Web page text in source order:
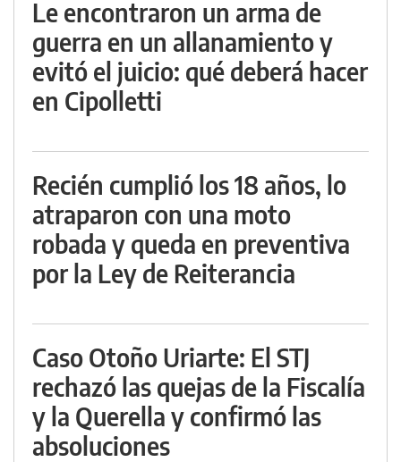
Le encontraron un arma de
guerra en un allanamiento y
evitó el juicio: qué deberá hacer
en Cipolletti
Recién cumplió los 18 años, lo
atraparon con una moto
robada y queda en preventiva
por la Ley de Reiterancia
Caso Otoño Uriarte: El STJ
rechazó las quejas de la Fiscalía
y la Querella y confirmó las
absoluciones